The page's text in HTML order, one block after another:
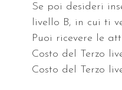
Se poi desideri
livello B, in cui ti
Puoi ricevere le
Costo del Terzo
Costo del Terzo